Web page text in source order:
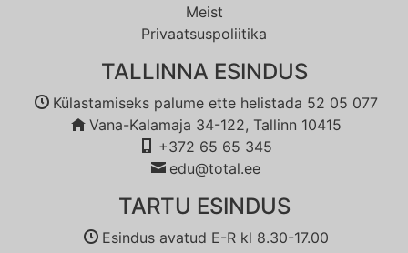
Meist
Privaatsuspoliitika
TALLINNA ESINDUS
Külastamiseks palume ette helistada 52 05 077
Vana-Kalamaja 34-122, Tallinn 10415
+372 65 65 345
edu@total.ee
TARTU ESINDUS
Esindus avatud E-R kl 8.30-17.00